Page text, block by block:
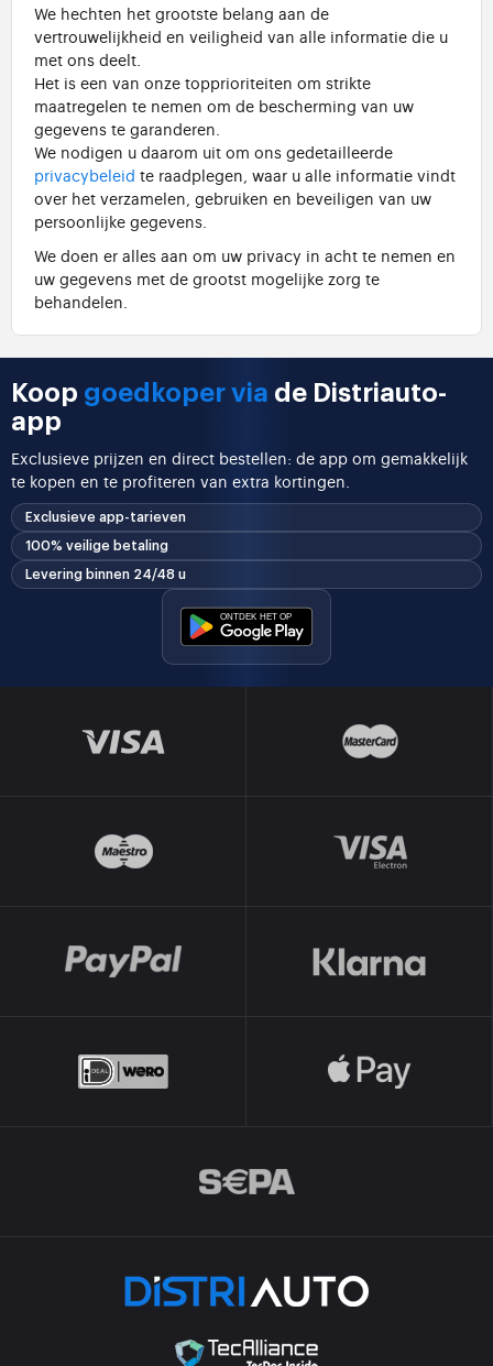
We hechten het grootste belang aan de
vertrouwelijkheid en veiligheid van alle informatie die u
met ons deelt.
Het is een van onze topprioriteiten om strikte
maatregelen te nemen om de bescherming van uw
gegevens te garanderen.
We nodigen u daarom uit om ons gedetailleerde
privacybeleid te raadplegen, waar u alle informatie vindt
over het verzamelen, gebruiken en beveiligen van uw
persoonlijke gegevens.
We doen er alles aan om uw privacy in acht te nemen en
uw gegevens met de grootst mogelijke zorg te
behandelen.
Koop goedkoper via de Distriauto-
app
Exclusieve prijzen en direct bestellen: de app om gemakkelijk
te kopen en te profiteren van extra kortingen.
Exclusieve app-tarieven
100% veilige betaling
Levering binnen 24/48 u